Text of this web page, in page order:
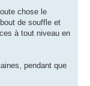
chose le
de souffle et
à tout niveau en
pendant que